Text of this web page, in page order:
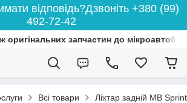
відповідь?Дзвоніть +380 (99)
492-72-42
запчастин до
Всі товари Ліхтар задній MB